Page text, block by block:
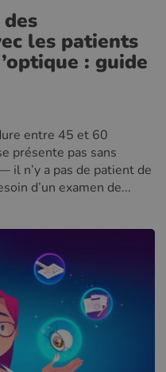
les patients
: guide
entre 45 et 60
présente pas sans
il n’y a pas de patient de
d’un examen de...